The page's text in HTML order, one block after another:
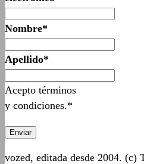
Nombre*
Apellido*
Acepto términos
y condiciones.*
vozed, editada desde 2004. (c)